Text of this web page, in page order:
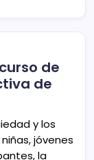
de
de
y los
jóvenes
la